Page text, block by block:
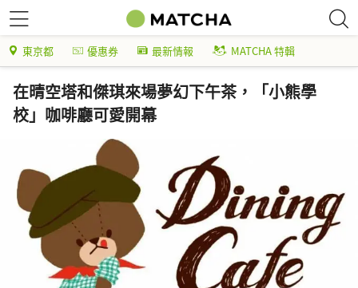
東京都 優惠券 最新情報 MATCHA 特輯
在晴空塔和傑琪來場夢幻下午茶，「小熊學
校」咖啡廳可愛開幕